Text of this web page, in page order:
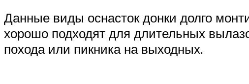
Данные виды оснасток донки долго
хорошо подходят для длительных
похода или пикника на выходных.